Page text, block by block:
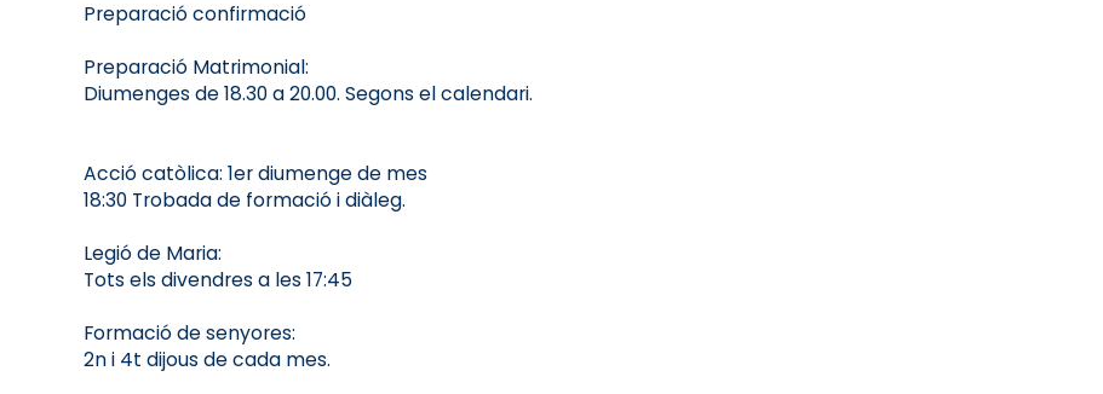
Preparació confirmació
Preparació Matrimonial:
Diumenges de 18.30 a 20.00. Segons el calendari.
Acció catòlica: 1er diumenge de mes
18:30 Trobada de formació i diàleg.
Legió de Maria:
Tots els divendres a les 17:45
Formació de senyores:
2n i 4t dijous de cada mes.